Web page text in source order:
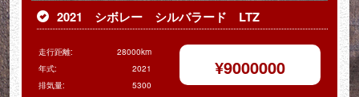
2021 シボレー シルバラード LTZ
走行距離:
28000km
年式:
2021
排気量:
5300
¥9000000